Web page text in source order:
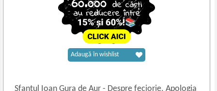
Sfantul Ioan Gura de Aur- Despre feciorie. Apologia
Adaugă în wishlist